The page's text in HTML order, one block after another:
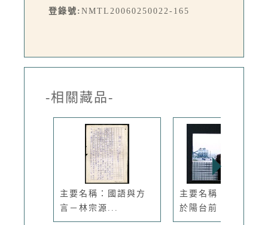
登錄號: NMTL20060250022-165
-相關藏品-
主要名稱：國語與方
言－林宗源...
主要名稱：林宗源攝
於陽台前